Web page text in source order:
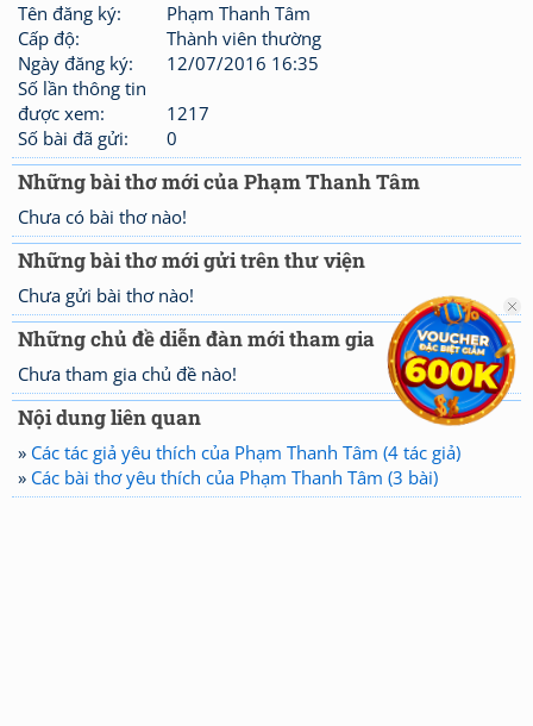
Tên đăng ký:
Phạm Thanh Tâm
Cấp độ:
Thành viên thường
Ngày đăng ký:
12/07/2016 16:35
Số lần thông tin
được xem:
1217
Số bài đã gửi:
0
Những bài thơ mới của Phạm Thanh Tâm
Chưa có bài thơ nào!
Những bài thơ mới gửi trên thư viện
Chưa gửi bài thơ nào!
Những chủ đề diễn đàn mới tham gia
Chưa tham gia chủ đề nào!
Nội dung liên quan
» Các tác giả yêu thích của Phạm Thanh Tâm (4 tác giả)
» Các bài thơ yêu thích của Phạm Thanh Tâm (3 bài)